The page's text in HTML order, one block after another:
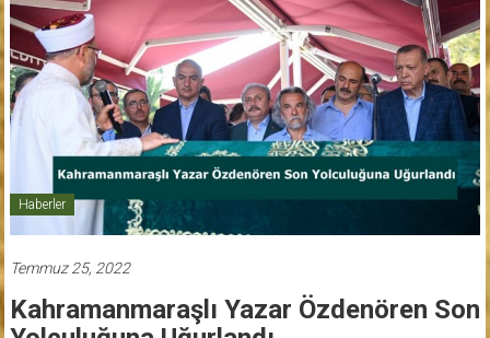
Kahramanmaraş'ın
En
Etkili
Edebiyat
Dergisi
Haberler
Temmuz 25, 2022
Kahramanmaraşlı Yazar Özdenören Son